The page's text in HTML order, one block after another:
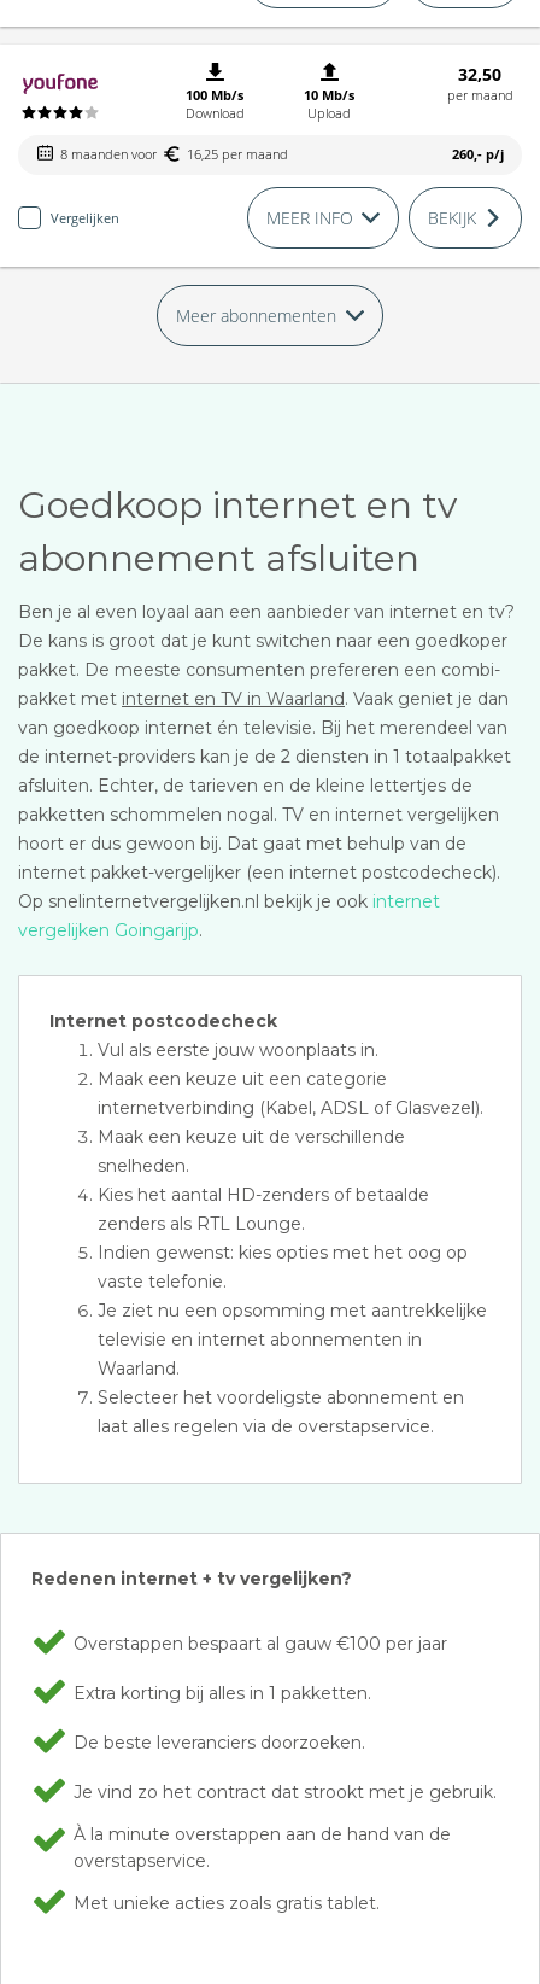
100 Mb/s
Download
10 Mb/s
Upload
32,50
per maand
8 maanden voor 16,25 per maand 260,- p/j
Vergelijken MEER INFO BEKIJK
Meer abonnementen
Goedkoop internet en tv
abonnement afsluiten
Ben je al even loyaal aan een aanbieder van internet en tv?
De kans is groot dat je kunt switchen naar een goedkoper
pakket. De meeste consumenten prefereren een combi-
pakket met internet en TV in Waarland. Vaak geniet je dan
van goedkoop internet én televisie. Bij het merendeel van
de internet-providers kan je de 2 diensten in 1 totaalpakket
afsluiten. Echter, de tarieven en de kleine lettertjes de
pakketten schommelen nogal. TV en internet vergelijken
hoort er dus gewoon bij. Dat gaat met behulp van de
internet pakket-vergelijker (een internet postcodecheck).
Op snelinternetvergelijken.nl bekijk je ook internet
vergelijken Goingarijp.
Internet postcodecheck
Vul als eerste jouw woonplaats in.
Maak een keuze uit een categorie
internetverbinding (Kabel, ADSL of Glasvezel).
Maak een keuze uit de verschillende
snelheden.
Kies het aantal HD-zenders of betaalde
zenders als RTL Lounge.
Indien gewenst: kies opties met het oog op
vaste telefonie.
Je ziet nu een opsomming met aantrekkelijke
televisie en internet abonnementen in
Waarland.
Selecteer het voordeligste abonnement en
laat alles regelen via de overstapservice.
Redenen internet + tv vergelijken?
Overstappen bespaart al gauw €100 per jaar
Extra korting bij alles in 1 pakketten.
De beste leveranciers doorzoeken.
Je vind zo het contract dat strookt met je gebruik.
À la minute overstappen aan de hand van de
overstapservice.
Met unieke acties zoals gratis tablet.